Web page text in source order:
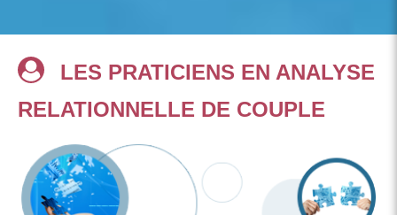
LES PRATICIENS EN ANALYSE
RELATIONNELLE DE COUPLE